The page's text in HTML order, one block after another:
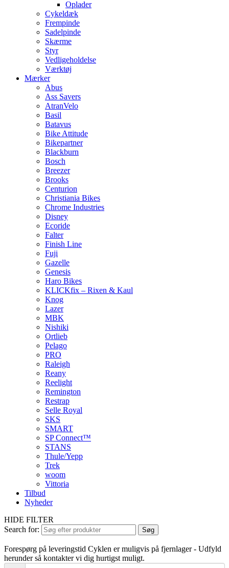
Oplader
Cykeldæk
Frempinde
Sadelpinde
Skærme
Styr
Vedligeholdelse
Værktøj
Mærker
Abus
Ass Savers
AtranVelo
Basil
Batavus
Bike Attitude
Bikepartner
Blackburn
Bosch
Breezer
Brooks
Centurion
Christiania Bikes
Chrome Industries
Disney
Ecoride
Falter
Finish Line
Fuji
Gazelle
Genesis
Haro Bikes
KLICKfix – Rixen & Kaul
Knog
Lazer
MBK
Nishiki
Ortlieb
Pelago
PRO
Raleigh
Reany
Reelight
Remington
Restrap
Selle Royal
SKS
SMART
SP Connect™
STANS
Thule/Yepp
Trek
woom
Vittoria
Tilbud
Nyheder
HIDE FILTER
Search for:
Søg
Forespørg på leveringstid Cyklen er muligvis på fjernlager - Udfyld
herunder så kontakter vi dig hurtigst muligt.